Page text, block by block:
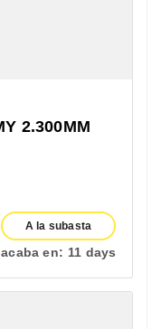
2.300MM
A la subasta
en: 11 days